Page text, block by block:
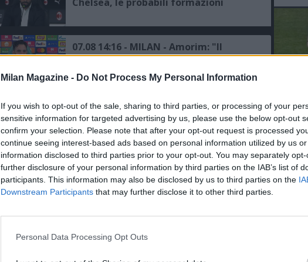
Milan Magazine - Do Not Process My Personal Information
If you wish to opt-out of the sale, sharing to third parties, or processing of your
sensitive information for targeted advertising by us, please use the below opt-out
confirm your selection. Please note that after your opt-out request is processed
continue seeing interest-based ads based on personal information utilized by us
information disclosed to third parties prior to your opt-out. You may separately
further disclosure of your personal information by third parties on the IAB’s list of
participants. This information may also be disclosed by us to third parties on the
Downstream Participants that may further disclose it to other third parties.
Personal Data Processing Opt Outs
07.08 14:16 - MILAN - Amorim: "Il
gruppo è numeroso e siamo al
raccogliere le informazioni per fare le
07.08 13:49 - AMICHEVOLI - Inter avanti
ma ad alta quota (2,13) nel derby
d’Italia con la Juve, il Milan insegue
contro il Chelsea
07.08 11:59 - MILAN - Jashari: "Adesso
voglio esprimermi al massimo, ho
bisogno di un'opportunità e di
continuità, avremmo voluto
trofeo europeo da conquistare"
07.08 07:45 - SKY - Odogu lascerà il
del